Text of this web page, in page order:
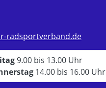
radsportverband.de
9.00 bis 13.00 Uhr
14.00 bis 16.00 Uhr